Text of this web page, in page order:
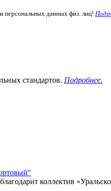
персональных данных физ. лиц!
стандартов. Подробнее.
коллектив